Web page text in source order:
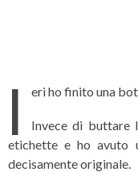
I eri ho finito una
Invece di buttare
etichette e ho avuto
decisamente originale.